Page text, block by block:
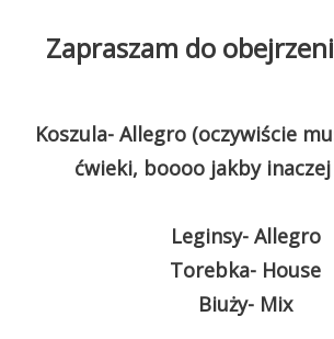
Zapraszam do
Koszula- Allegro (oczywiście
ćwieki, boooo jakby inaczej
Leginsy- Allegro
Torebka- House
Biuży- Mix